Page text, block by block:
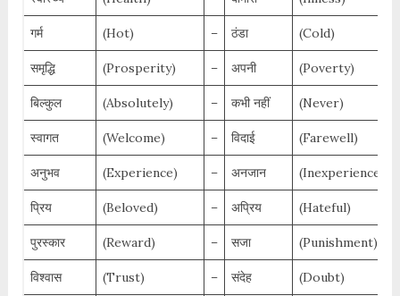
गर्म (Hot) – ठंडा (Cold)
समृद्धि (Prosperity) – अपनी (Poverty)
बिल्कुल (Absolutely) – कभी नहीं (Never)
स्वागत (Welcome) – विदाई (Farewell)
अनुभव (Experience) – अनजान (Inexperience)
प्रिय (Beloved) – अप्रिय (Hateful)
पुरस्कार (Reward) – सजा (Punishment)
विश्वास (Trust) – संदेह (Doubt)